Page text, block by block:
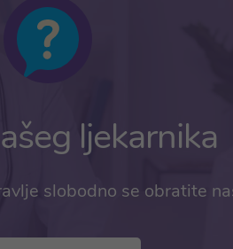
ljekarnika
slobodno se obratite